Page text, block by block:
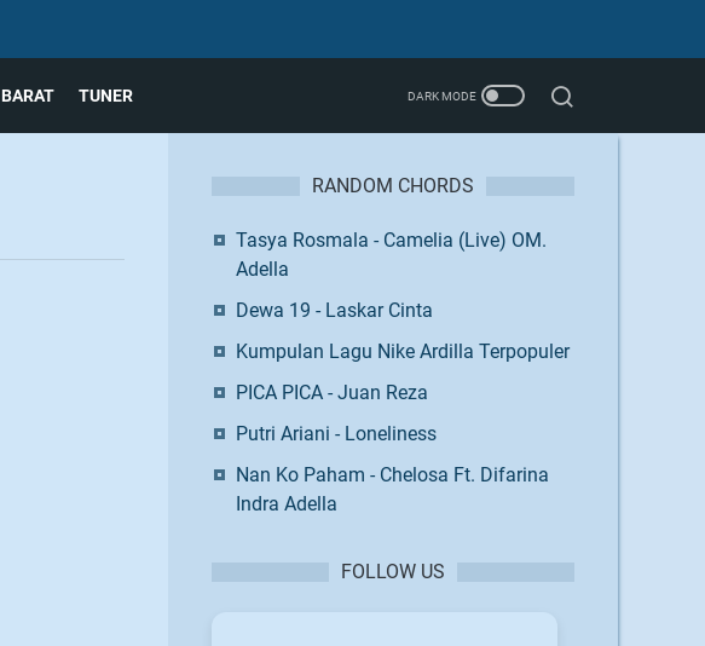
BARAT TUNER
RANDOM CHORDS
Tasya Rosmala - Camelia (Live) OM.
Adella
Dewa 19 - Laskar Cinta
Kumpulan Lagu Nike Ardilla Terpopuler
PICA PICA - Juan Reza
Putri Ariani - Loneliness
Nan Ko Paham - Chelosa Ft. Difarina
Indra Adella
FOLLOW US